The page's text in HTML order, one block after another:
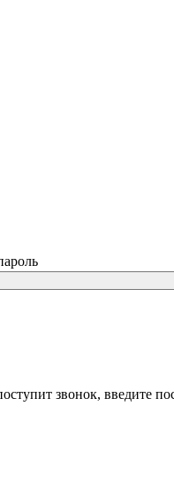
звонок, введите